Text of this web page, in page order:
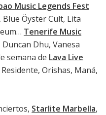
Music Legends Fest
Öyster Cult, Lita
Tenerife Music
Dhu, Vanesa
semana de Lava Live
Orishas, Maná,
Starlite Marbella,